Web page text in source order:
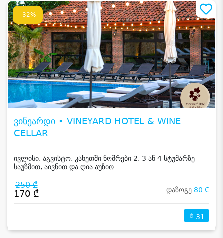
-32%
ვინეარდი • VINEYARD HOTEL & WINE
CELLAR
ივლისი, აგვისტო, კახეთში ნომრები 2, 3 ან 4 სტუმარზე
საუზმით, აივნით და ღია აუზით
250 ₾
170 ₾ დაზოგე 80 ₾
31